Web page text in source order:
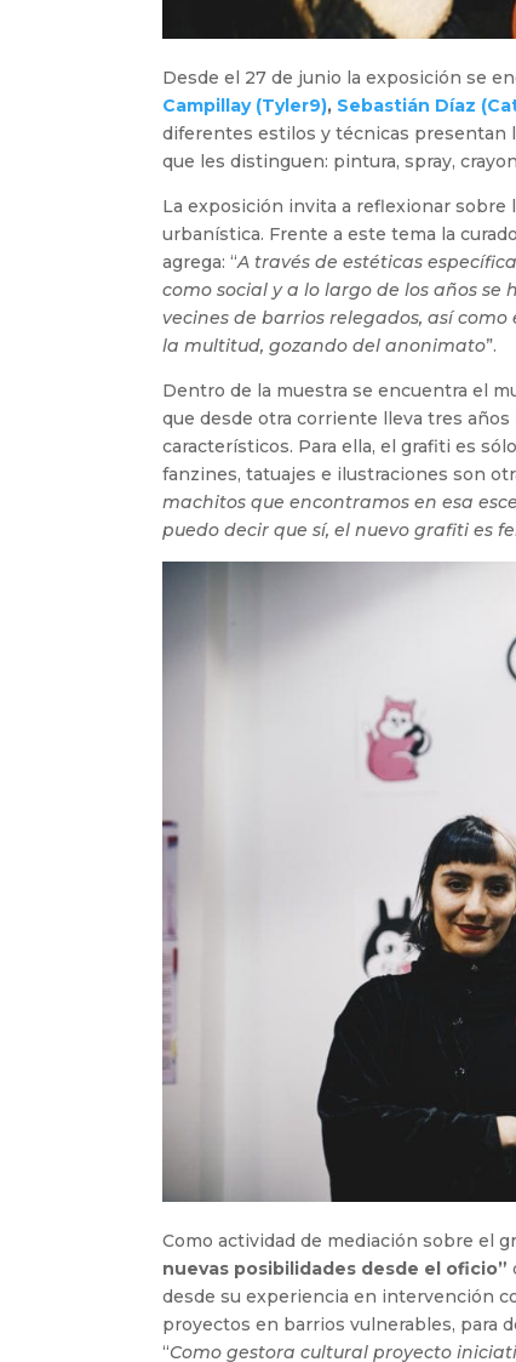
Desde el 27 de junio la exposición se
Campillay (Tyler9), Sebastián Díaz
diferentes estilos y técnicas presentan
que les distinguen: pintura, spray,
La exposición invita a reflexionar
urbanística. Frente a este tema la
agrega: “A través de estéticas
como social y a lo largo de los años
vecines de barrios relegados, así
la multitud, gozando del anonimato”.
Dentro de la muestra se encuentra el
que desde otra corriente lleva tres
característicos. Para ella, el grafiti es
fanzines, tatuajes e ilustraciones son
machitos que encontramos en esa
puedo decir que sí, el nuevo grafiti es
Como actividad de mediación sobre el
nuevas posibilidades desde el oficio”
desde su experiencia en intervención
proyectos en barrios vulnerables, para
“Como gestora cultural proyecto